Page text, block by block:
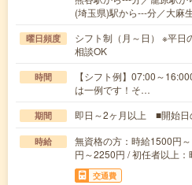
(埼玉県)駅から---分／大麻
曜日頻度
シフト制（月～日） ※平日
相談OK
時間
【シフト例】07:00～
は一例です！そ…
期間 即日～2ヶ月以上 ■開始日
時給
無資格の方：時給1500円
円～2250円 / 初任者以上
交通費